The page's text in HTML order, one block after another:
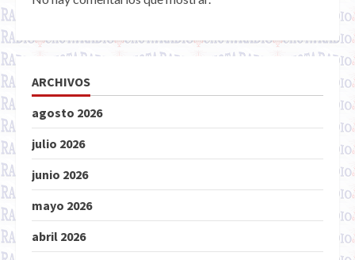
ARCHIVOS
agosto 2026
julio 2026
junio 2026
mayo 2026
abril 2026